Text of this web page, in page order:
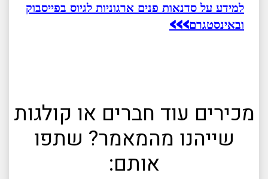
למידע על סדנאות פנים ארגוניות לגיוס בפייסבוק
ובאינסטגרם>>>
מכירים עוד חברים או קולגות
שייהנו מהמאמר? שתפו
אותם: